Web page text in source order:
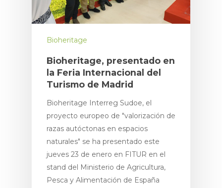
Bioheritage
Bioheritage, presentado en
la Feria Internacional del
Turismo de Madrid
Bioheritage Interreg Sudoe, el
proyecto europeo de "valorización de
razas autóctonas en espacios
naturales" se ha presentado este
jueves 23 de enero en FITUR en el
stand del Ministerio de Agricultura,
Pesca y Alimentación de España
Proyecto
Espacios
Productos
Premium
Ecoturismo